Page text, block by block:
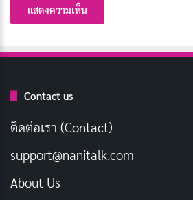
เรื่องราวของกลุ่มวัยรุ่นที่ออกเดินทา
Contact us
ติดต่อเรา (Contact)
support@nanitalk.com
About Us